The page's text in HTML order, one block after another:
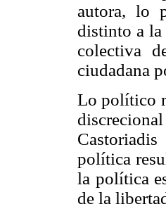
autora, lo
distinto a la
colectiva
ciudadana
Lo político
política
la política
de la